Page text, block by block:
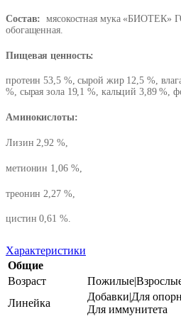
Состав:мясокостная мука «БИОТЕК»
обогащенная.
Пищевая ценность:
протеин 53,5 %, сырой жир 12,5 %,
%, сырая зола 19,1 %, кальций 3,89 %,
Аминокислоты:
Лизин 2,92 %,
метионин 1,06 %,
треонин 2,27 %,
цистин 0,61 %.
Характеристики
Общие
Возраст
Линейка
Добавки|Для
Для иммунитета